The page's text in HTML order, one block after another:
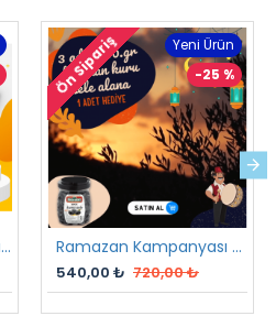
Kurban Bayramı Kampanyası
Yeni Ürün
-25 %
Ön Sipariş
Ramazan Kampanyası 2 2023
540,00 ₺ 720,00 ₺